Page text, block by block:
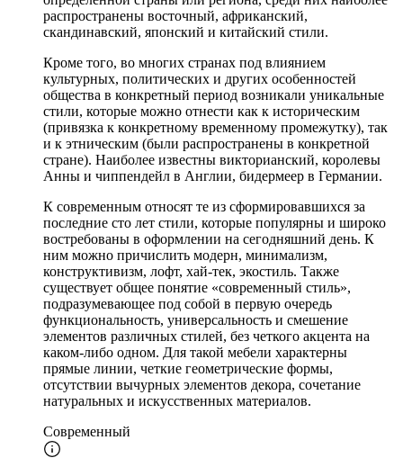
распространены восточный, африканский,
скандинавский, японский и китайский стили.
Кроме того, во многих странах под влиянием
культурных, политических и других особенностей
общества в конкретный период возникали уникальные
стили, которые можно отнести как к историческим
(привязка к конкретному временному промежутку), так
и к этническим (были распространены в конкретной
стране). Наиболее известны викторианский, королевы
Анны и чиппендейл в Англии, бидермеер в Германии.
К современным относят те из сформировавшихся за
последние сто лет стили, которые популярны и широко
востребованы в оформлении на сегодняшний день. К
ним можно причислить модерн, минимализм,
конструктивизм, лофт, хай-тек, экостиль. Также
существует общее понятие «современный стиль»,
подразумевающее под собой в первую очередь
функциональность, универсальность и смешение
элементов различных стилей, без четкого акцента на
каком-либо одном. Для такой мебели характерны
прямые линии, четкие геометрические формы,
отсутствии вычурных элементов декора, сочетание
натуральных и искусственных материалов.
Современный